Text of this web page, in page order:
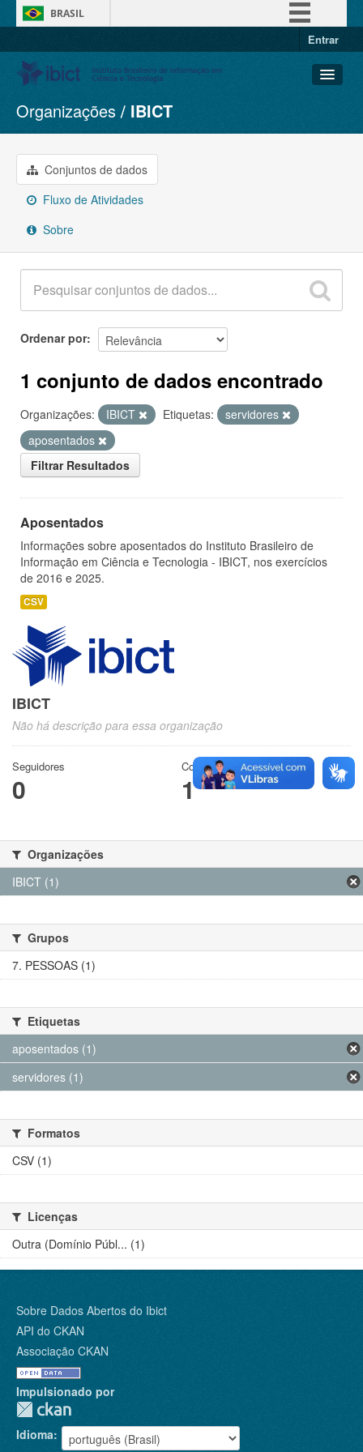
BRASIL
Entrar
Conjuntos de dados
Organizações
Grupos
Sobre
Organizações IBICT
Conjuntos de dados
Fluxo de Atividades
Sobre
Ordenar por
1 conjunto de dados encontrado
Organizações: IBICT Etiquetas:
servidores
aposentados
Filtrar Resultados
Aposentados
Informações sobre aposentados do Instituto Brasileiro de
Informação em Ciência e Tecnologia - IBICT, nos exercícios
de 2016 e 2025.
CSV
IBICT
Não há descrição para essa organização
Seguidores
0
Conjuntos de dados
1
Organizações
IBICT (1)
Grupos
7. PESSOAS (1)
Etiquetas
aposentados (1)
servidores (1)
Formatos
CSV (1)
Licenças
Outra (Domínio Públ... (1)
Sobre Dados Abertos do Ibict
API do CKAN
Associação CKAN
Impulsionado por
Idioma